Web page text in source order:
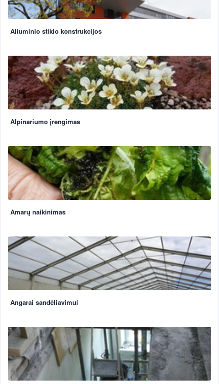
Aliuminio stiklo konstrukcijos
Alpinariumo įrengimas
Amarų naikinimas
Angarai sandėliavimui